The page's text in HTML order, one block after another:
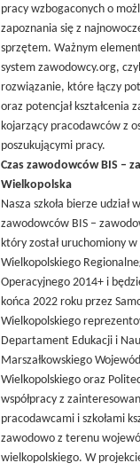
pracy wzbogaconych o
zapoznania się z
sprzętem. Ważnym
system zawodowcy.org,
rozwiązanie, które łączy
oraz potencjał kształcenia
kojarzący pracodawców z
poszukującymi pracy.
Czas zawodowców BIS –
Wielkopolska
Nasza szkoła bierze udział
zawodowców BIS –
który został uruchomiony
Wielkopolskiego
Operacyjnego 2014+ i
końca 2022 roku przez
Wielkopolskiego
Departament Edukacji i
Marszałkowskiego
Wielkopolskiego oraz
współpracy z
pracodawcami i szkołami
zawodowo z terenu
wielkopolskiego. W